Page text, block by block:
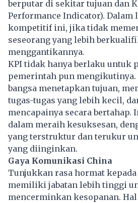
berputar di sekitar tujuan dan
Performance Indicator). Dalam
kompetitif ini, jika tidak
seseorang yang lebih
menggantikannya.
KPI tidak hanya berlaku untuk
pemerintah pun mengikutinya.
bangsa menetapkan tujuan,
tugas-tugas yang lebih kecil,
mencapainya secara bertahap.
dalam meraih kesuksesan,
yang terstruktur dan terukur
yang diinginkan.
Gaya Komunikasi China
Tunjukkan rasa hormat
memiliki jabatan lebih tinggi
mencerminkan kesopanan.